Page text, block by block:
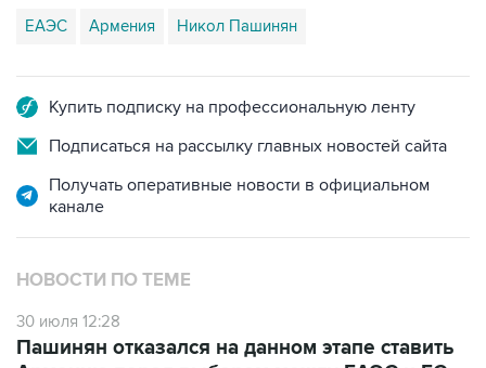
Подписаться на рассылку главных новостей сайта
Получать оперативные новости в официальном
НОВОСТИ ПО ТЕМЕ
30 июля 12:28
Армению перед выбором между ЕАЭС и ЕС